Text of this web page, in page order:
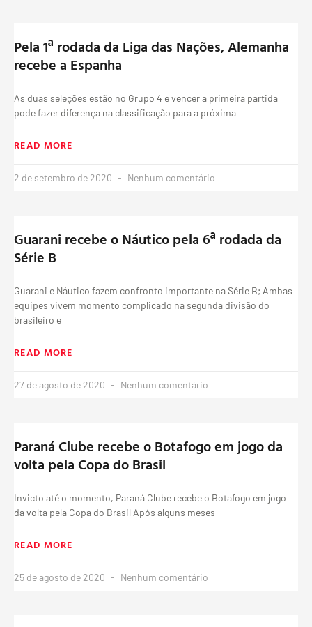
Pela 1ª rodada da Liga das Nações, Alemanha
recebe a Espanha
As duas seleções estão no Grupo 4 e vencer a primeira partida
pode fazer diferença na classificação para a próxima
READ MORE
2 de setembro de 2020 Nenhum comentário
Guarani recebe o Náutico pela 6ª rodada da
Série B
Guarani e Náutico fazem confronto importante na Série B; Ambas
equipes vivem momento complicado na segunda divisão do
brasileiro e
READ MORE
27 de agosto de 2020 Nenhum comentário
Paraná Clube recebe o Botafogo em jogo da
volta pela Copa do Brasil
Invicto até o momento, Paraná Clube recebe o Botafogo em jogo
da volta pela Copa do Brasil Após alguns meses
READ MORE
25 de agosto de 2020 Nenhum comentário